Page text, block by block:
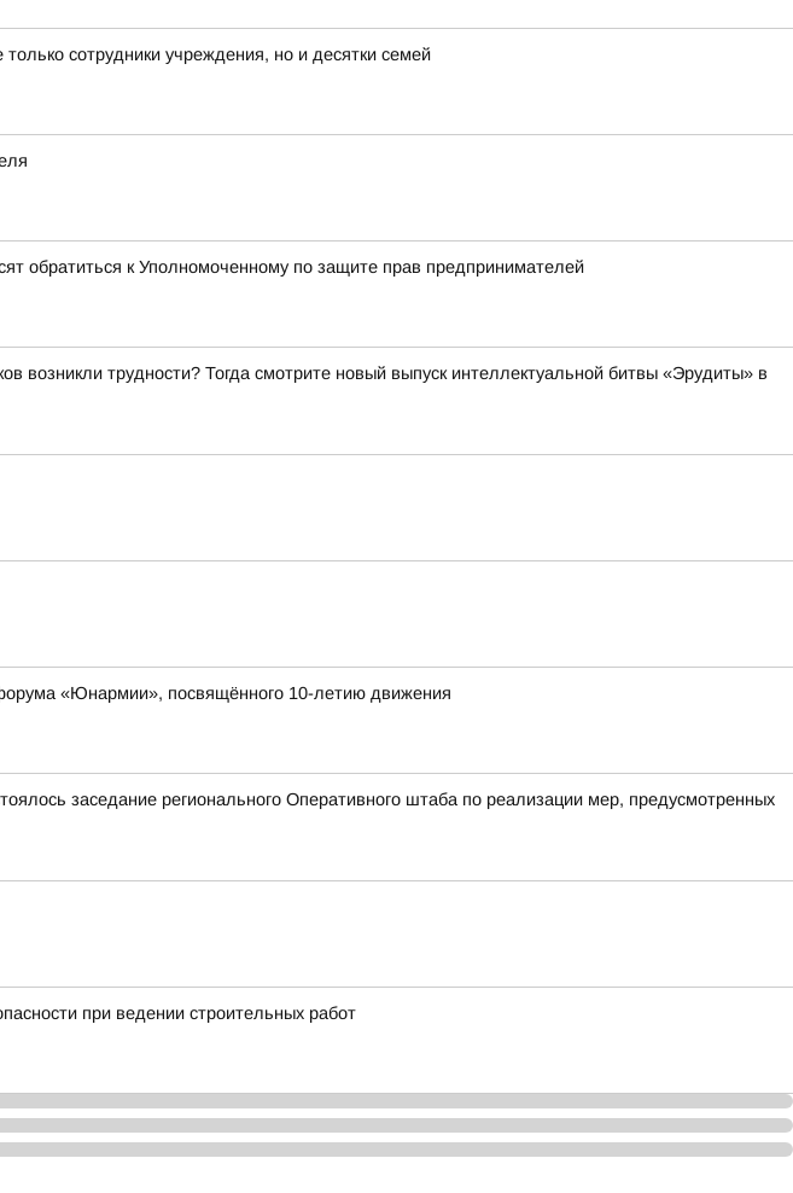
сотрудники учреждения, но и десятки семей
обратиться к Уполномоченному по защите прав предпринимателей
возникли трудности? Тогда смотрите новый выпуск интеллектуальной битвы «Эрудиты» в
«Юнармии», посвящённого 10-летию движения
заседание регионального Оперативного штаба по реализации мер, предусмотренных
при ведении строительных работ